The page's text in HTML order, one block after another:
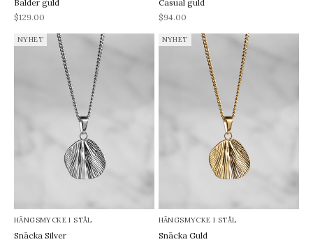
Balder guld
REA-pris
$129.00
Casual guld
REA-pris
$94.00
NYHET
HÄNGSMYCKE I STÅL
Snäcka Silver
NYHET
HÄNGSMYCKE I STÅL
Snäcka Guld